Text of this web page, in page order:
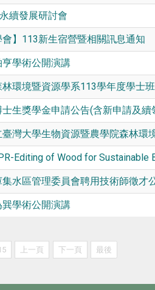
續發展研討會
會】113新生宿營暨相關訊息通知
學術公開演講
環境暨資源學系113學年度學士
生獎學金申請公告(含新申請及續
灣大學生物資源暨農學院森林環
Editing of Wood for
水區管理委員會聘用技術師徵才
學術公開演講
上一頁 下一頁 最後